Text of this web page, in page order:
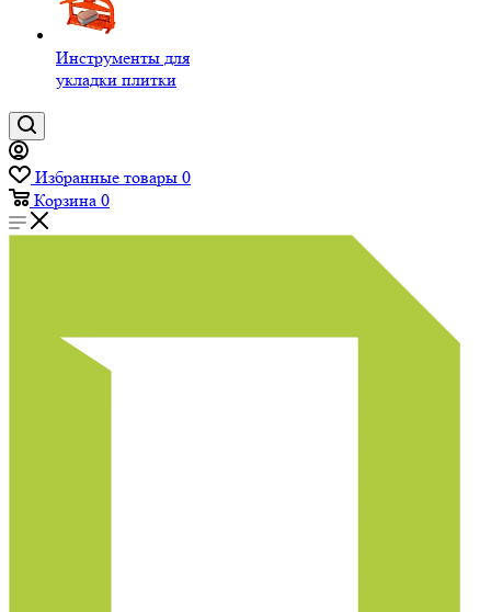
Инструменты для
укладки плитки
Избранные товары 0
Корзина 0